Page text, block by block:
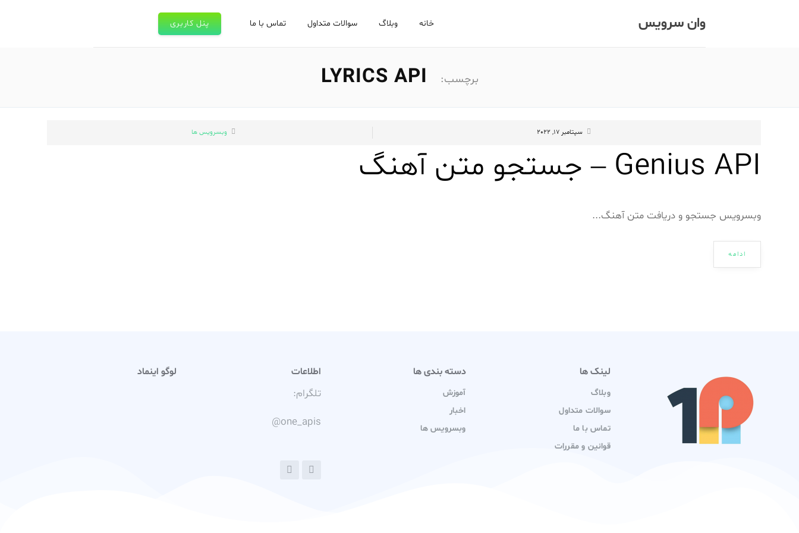
وان سرویس خانه وبلاگ سوالات متداول تماس با ما پنل کاربری
برچسب:
سپتامبر 17, 2022 وبسرویس ها
Genius API – جستجو متن آهنگ
وبسرویس جستجو و دریافت متن آهنگ...
ادامه
لینک ها
وبلاگ
سوالات متداول
تماس با ما
قوانین و مقررات
دسته بندی ها
آموزش
اخبار
وبسرویس ها
اطلاعات
تلگرام:
@one_apis
لوگو اینماد